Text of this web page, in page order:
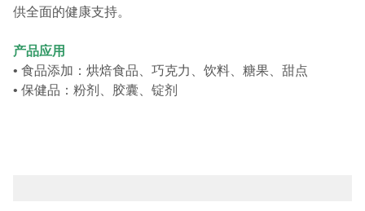
供全面的健康支持。
产品应用
• 食品添加：烘焙食品、巧克力、饮料、糖果、甜点
• 保健品：粉剂、胶囊、锭剂